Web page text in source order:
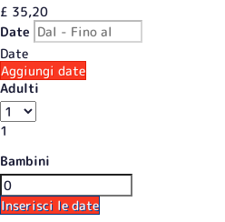
£ 35,20
Date
Date
Aggiungi date
Adulti
1
Bambini
Inserisci le date